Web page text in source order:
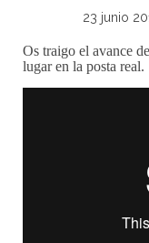
23 junio
Os traigo el avance
lugar en la posta real.